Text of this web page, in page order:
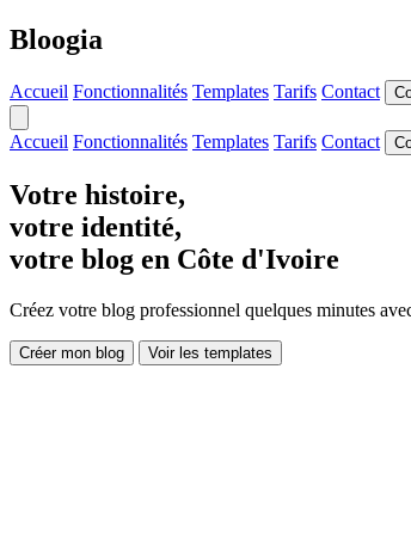
Bloogia
Accueil Fonctionnalités Templates Tarifs Contact
Accueil Fonctionnalités Templates Tarifs Contact
Votre histoire,
votre identité,
votre blog en Côte d'Ivoire
Créez votre blog professionnel quelques minutes
Créer mon blog Voir les templates